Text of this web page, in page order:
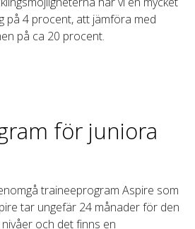
på 4 procent, att jämföra med
på ca 20 procent.
för juniora
traineeprogram Aspire som
tar ungefär 24 månader för den
och det finns en